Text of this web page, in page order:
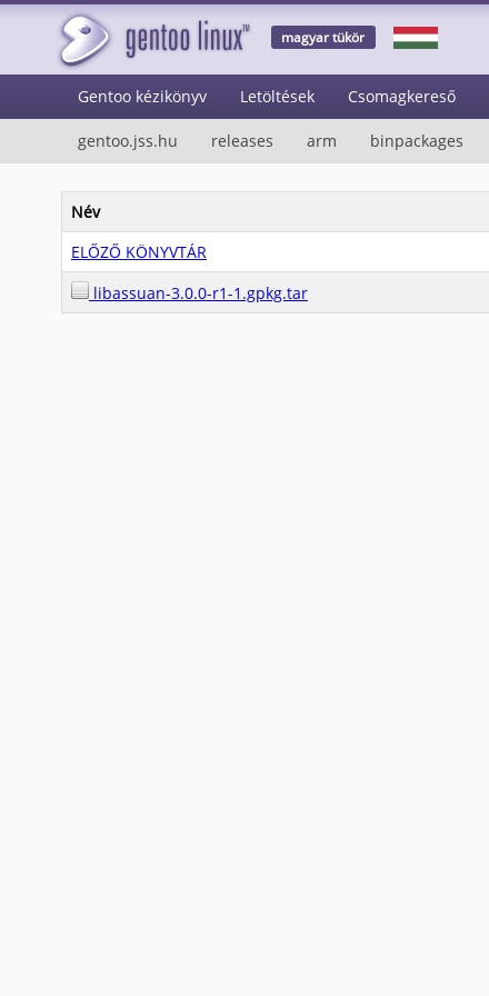
magyar tükör
Gentoo kézikönyv Letöltések Csomagkereső
gentoo.jss.hu releases arm binpackages
Név
ELŐZŐ KÖNYVTÁR
libassuan-3.0.0-r1-1.gpkg.tar